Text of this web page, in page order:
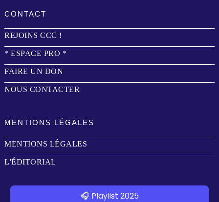
CONTACT
REJOINS CCC !
* ESPACE PRO *
FAIRE UN DON
NOUS CONTACTER
MENTIONS LÉGALES
MENTIONS LÉGALES
L'ÉDITORIAL
🎧 Playlist 2025